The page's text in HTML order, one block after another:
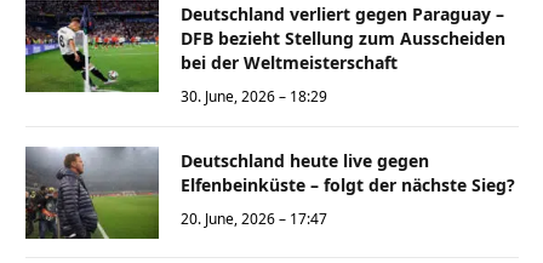
Deutschland verliert gegen Paraguay –
DFB bezieht Stellung zum Ausscheiden
bei der Weltmeisterschaft
30. June, 2026 – 18:29
Deutschland heute live gegen
Elfenbeinküste – folgt der nächste Sieg?
20. June, 2026 – 17:47